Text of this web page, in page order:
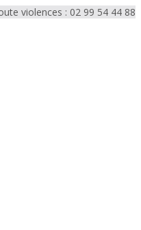
violences : 02 99 54 44 88